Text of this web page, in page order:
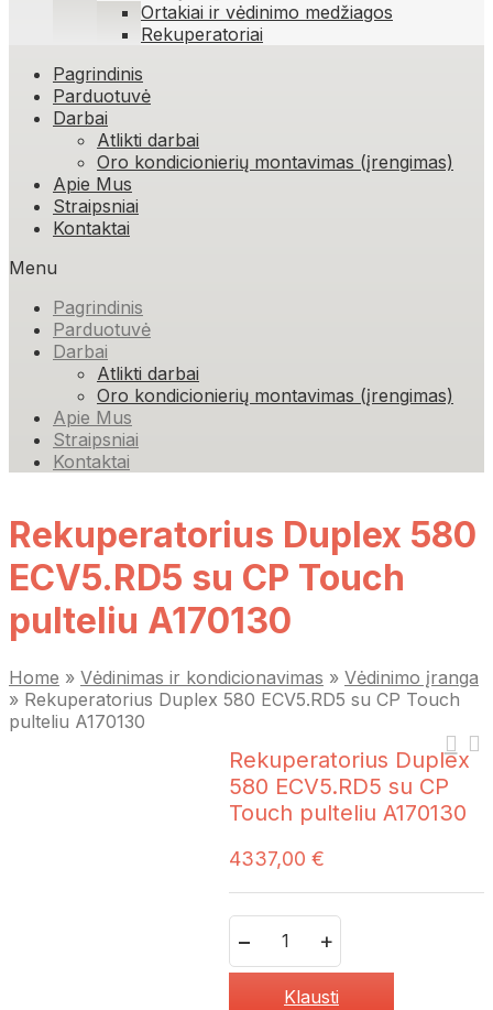
Ortakiai ir vėdinimo medžiagos
Rekuperatoriai
Skip
content
Pagrindinis
Parduotuvė
Darbai
Atlikti darbai
Oro kondicionierių montavimas (įrengimas)
Apie Mus
Straipsniai
Kontaktai
Menu
Pagrindinis
Parduotuvė
Darbai
Atlikti darbai
Oro kondicionierių montavimas (įrengimas)
Apie Mus
Straipsniai
Kontaktai
Rekuperatorius Duplex 580
ECV5.RD5 su CP Touch
pulteliu A170130
Home » Vėdinimas ir kondicionavimas » Vėdinimo įranga
» Rekuperatorius Duplex 580 ECV5.RD5 su CP Touch
pulteliu A170130
Rekuperatorius Duplex
580 ECV5.RD5 su CP
Touch pulteliu A170130
4337,00 €
Klausti